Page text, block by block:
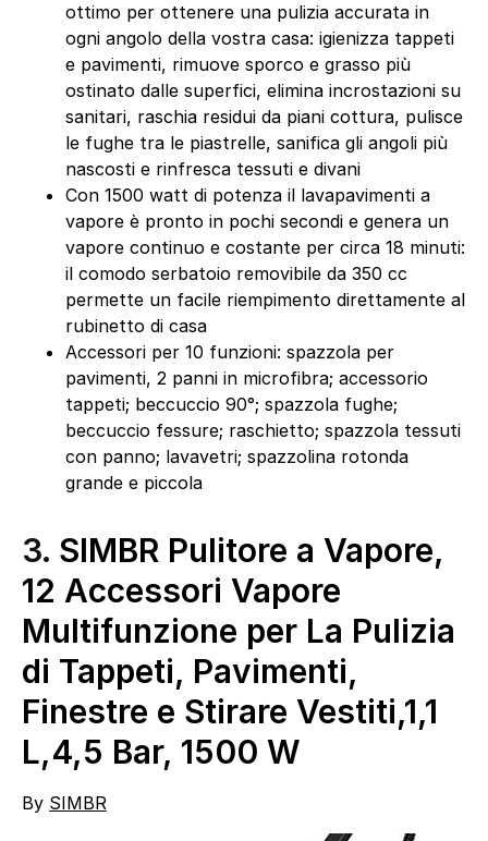
ottimo per ottenere una pulizia accurata in
ogni angolo della vostra casa: igienizza tappeti
e pavimenti, rimuove sporco e grasso più
ostinato dalle superfici, elimina incrostazioni su
sanitari, raschia residui da piani cottura, pulisce
le fughe tra le piastrelle, sanifica gli angoli più
nascosti e rinfresca tessuti e divani
Con 1500 watt di potenza il lavapavimenti a
vapore è pronto in pochi secondi e genera un
vapore continuo e costante per circa 18 minuti:
il comodo serbatoio removibile da 350 cc
permette un facile riempimento direttamente al
rubinetto di casa
Accessori per 10 funzioni: spazzola per
pavimenti, 2 panni in microfibra; accessorio
tappeti; beccuccio 90°; spazzola fughe;
beccuccio fessure; raschietto; spazzola tessuti
con panno; lavavetri; spazzolina rotonda
grande e piccola
3. SIMBR Pulitore a Vapore,
12 Accessori Vapore
Multifunzione per La Pulizia
di Tappeti, Pavimenti,
Finestre e Stirare Vestiti,1,1
L,4,5 Bar, 1500 W
By SIMBR